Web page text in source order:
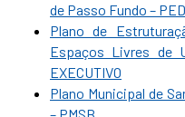
de Passo Fundo –
Plano de
Espaços Livres de
EXECUTIVO
Plano Municipal de